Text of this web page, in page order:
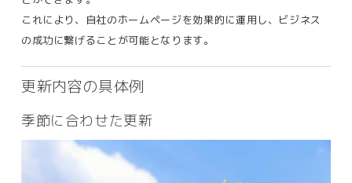
これにより、自社のホームページを効果的に運用し、ビジネス
の成功に繋げることが可能となります。
更新内容の具体例
季節に合わせた更新